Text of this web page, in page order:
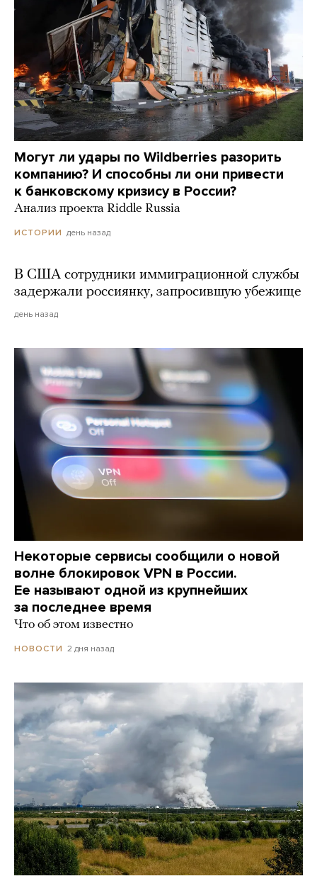
Могут ли удары по Wildberries разорить
компанию? И способны ли они привести
к банковскому кризису в России?
Анализ проекта Riddle Russia
ИСТОРИИ день назад
В США сотрудники иммиграционной службы
задержали россиянку, запросившую убежище
день назад
Некоторые сервисы сообщили о новой
волне блокировок VPN в России.
Ее называют одной из крупнейших
за последнее время
Что об этом известно
НОВОСТИ 2 дня назад